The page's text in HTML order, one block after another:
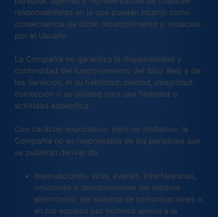
responsabilidad en la que puedan incurrir como
consecuencia de dicho incumplimiento o violación
por el Usuario.
La Compañía no garantiza la disponibilidad y
continuidad del funcionamiento del Sitio Web y de
los Servicios, ni su fiabilidad, calidad, integridad,
corrección o su utilidad para una finalidad o
actividad específica.
Con carácter enunciativo, pero no limitativo, la
Compañía no es responsable de los perjuicios que
se pudieran derivar de:
Interrupciones, virus, averías, interferencias,
omisiones o desconexiones del sistema
electrónico, del sistema de comunicaciones o
en tus equipos por motivos ajenos a la